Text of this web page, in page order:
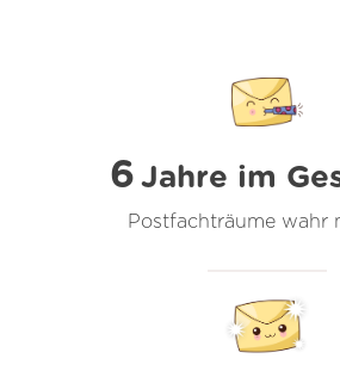
6 Jahre im
Postfachträume wahr